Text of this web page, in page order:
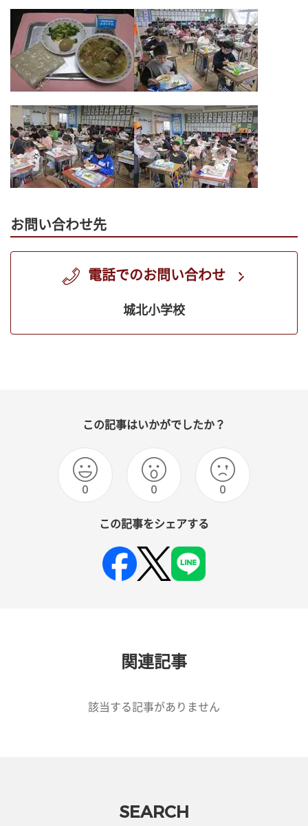
お問い合わせ先
電話でのお問い合わせ
城北小学校
この記事はいかがでしたか？
0 0 0
この記事をシェアする
関連記事
該当する記事がありません
SEARCH